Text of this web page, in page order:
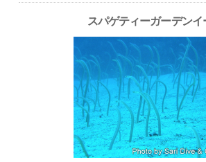
スパゲティーガーデンイ